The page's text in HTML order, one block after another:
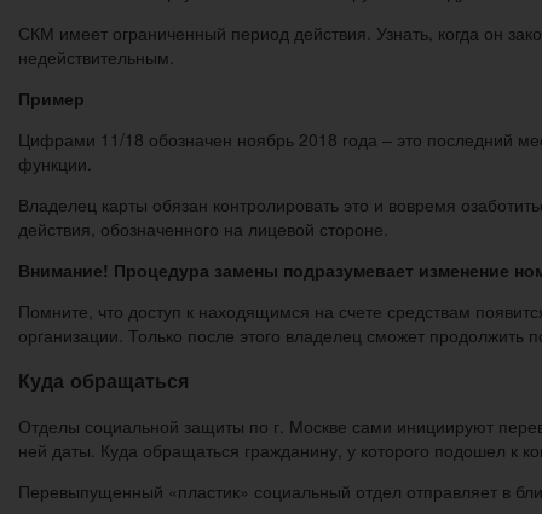
СКМ имеет ограниченный период действия. Узнать, когда он
недействительным.
Пример
Цифрами 11/18 обозначен ноябрь 2018 года – это последний
функции.
Владелец карты обязан контролировать это и вовремя
действия, обозначенного на лицевой стороне.
Внимание! Процедура замены подразумевает изменение
Помните, что доступ к находящимся на счете средствам
организации. Только после этого владелец сможет продолжить
Куда обращаться
Отделы социальной защиты по г. Москве сами инициируют
ней даты. Куда обращаться гражданину, у которого подошел к
Перевыпущенный «пластик» социальный отдел отправляет в